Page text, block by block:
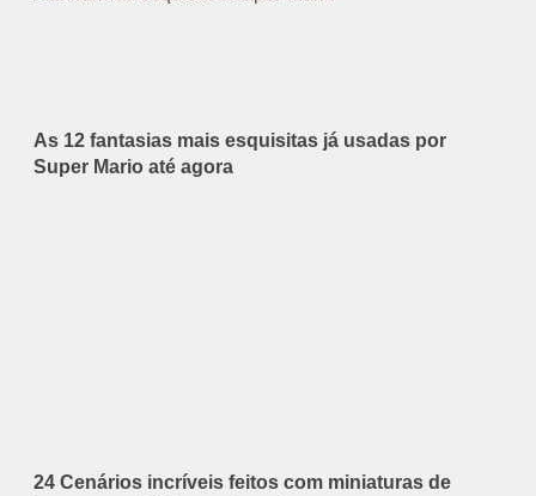
As 12 fantasias mais esquisitas já usadas por
Super Mario até agora
24 Cenários incríveis feitos com miniaturas de